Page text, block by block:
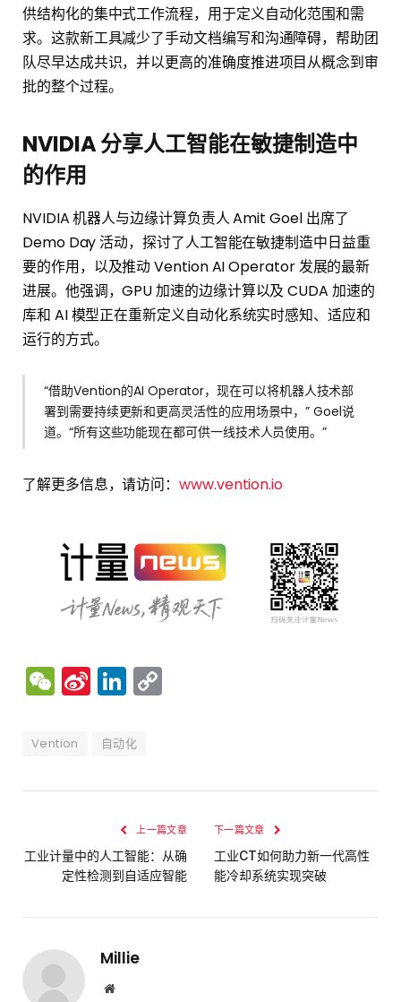
供结构化的集中式工作流程，用于定义自动化范围和需
求。这款新工具减少了手动文档编写和沟通障碍，帮助团
队尽早达成共识，并以更高的准确度推进项目从概念到审
批的整个过程。
NVIDIA 分享人工智能在敏捷制造中
的作用
NVIDIA 机器人与边缘计算负责人 Amit Goel 出席了
Demo Day 活动，探讨了人工智能在敏捷制造中日益重
要的作用，以及推动 Vention AI Operator 发展的最新
进展。他强调，GPU 加速的边缘计算以及 CUDA 加速的
库和 AI 模型正在重新定义自动化系统实时感知、适应和
运行的方式。
“借助Vention的AI Operator，现在可以将机器人技术部
署到需要持续更新和更高灵活性的应用场景中，” Goel说
道。“所有这些功能现在都可供一线技术人员使用。”
了解更多信息，请访问：www.vention.io
WeChat
Sina
Weibo
LinkedIn
Vention 自动化
上一篇文章
工业计量中的人工智能：从确
定性检测到自适应智能
下一篇文章
工业CT如何助力新一代高性
能冷却系统实现突破
Millie
网